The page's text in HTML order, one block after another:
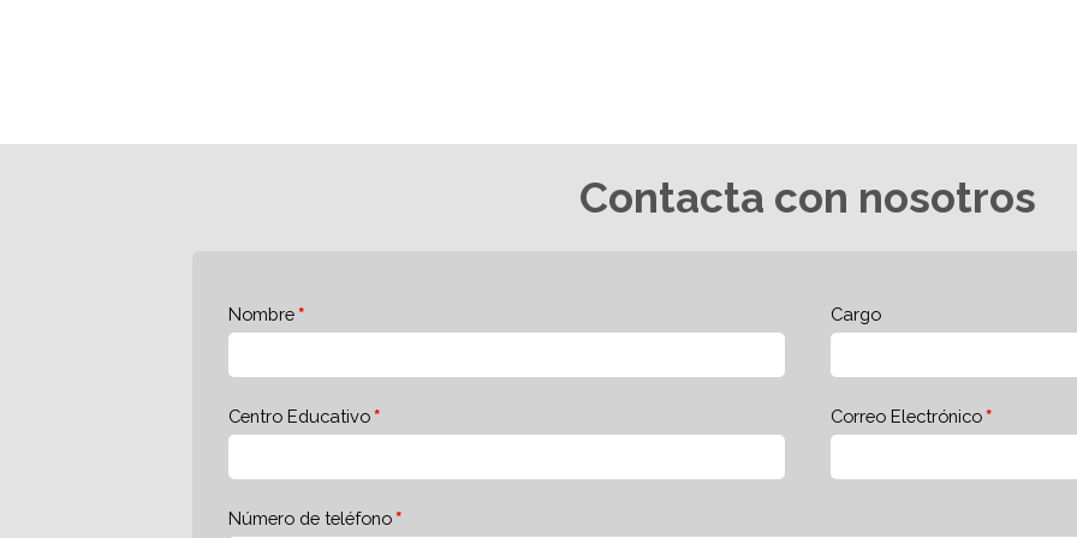
Contacta con nosotros
Nombre Cargo
Centro Educativo Correo Electrónico
Número de teléfono